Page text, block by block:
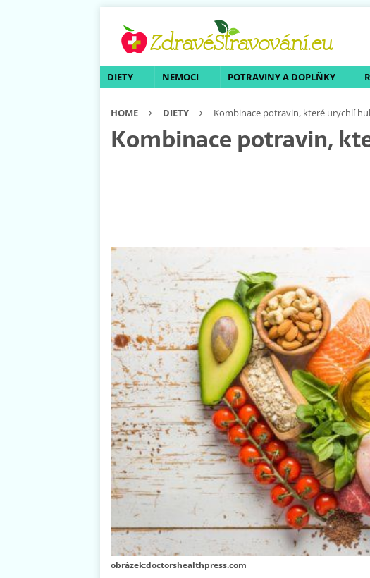
DIETY NEMOCI POTRAVINY A DOPLŇKY
HOME DIETY Kombinace potravin, které urychlí
Kombinace potravin,
obrázek:doctorshealthpress.com